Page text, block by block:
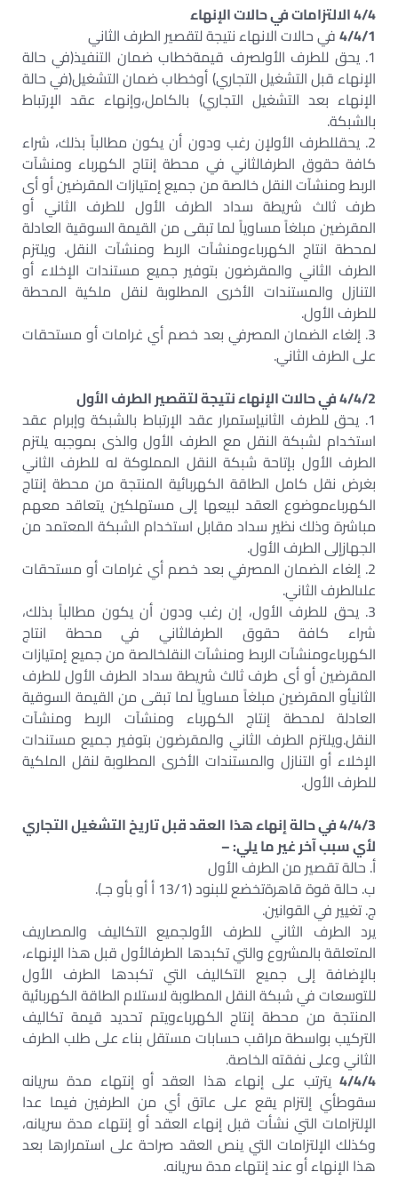
4/4 الالتزامات في حالات الإنهاء
4/4/1في حالات الانهاء نتيجة لتقصير الطرف الثاني
1. يحق للطرف الأولصرف قيمةخطاب ضمان التنفيذ(في حالة
الإنهاء قبل التشغيل التجاري) أوخطاب ضمان التشغيل(في حالة
الإنهاء بعد التشغيل التجاري) بالكامل،وإنهاء عقد الإرتباط
بالشبكة.
2. يحقللطرف الأولإن رغب ودون أن يكون مطالباً بذلك، شراء
كافة حقوق الطرفالثاني في محطة إنتاج الكهرباء ومنشآت
الربط ومنشآت النقل خالصة من جميع إمتيازات المقرضين أو أى
طرف ثالث شريطة سداد الطرف الأول للطرف الثاني أو
المقرضين مبلغاً مساوياً لما تبقى من القيمة السوقية العادلة
لمحطة انتاج الكهرباءومنشآت الربط ومنشآت النقل. ويلتزم
الطرف الثاني والمقرضون بتوفير جميع مستندات الإخلاء أو
التنازل والمستندات الأخرى المطلوبة لنقل ملكية المحطة
للطرف الأول.
3. إلغاء الضمان المصرفي بعد خصم أي غرامات أو مستحقات
على الطرف الثاني.
4/4/2 في حالات الإنهاء نتيجة لتقصير الطرف الأول
1. يحق للطرف الثانيإستمرار عقد الإرتباط بالشبكة وإبرام عقد
استخدام لشبكة النقل مع الطرف الأول والذى بموجبه يلتزم
الطرف الأول بإتاحة شبكة النقل المملوكة له للطرف الثاني
بغرض نقل كامل الطاقة الكهربائية المنتجة من محطة إنتاج
الكهرباءموضوع العقد لبيعها إلى مستهلكين يتعاقد معهم
مباشرة وذلك نظير سداد مقابل استخدام الشبكة المعتمد من
الجهازإلى الطرف الأول.
2. إلغاء الضمان المصرفي بعد خصم أي غرامات أو مستحقات
علىالطرف الثاني.
3. يحق للطرف الأول، إن رغب ودون أن يكون مطالباً بذلك،
شراء كافة حقوق الطرفالثاني في محطة انتاج
الكهرباءومنشآت الربط ومنشآت النقلخالصة من جميع إمتيازات
المقرضين أو أى طرف ثالث شريطة سداد الطرف الأول للطرف
الثانيأو المقرضين مبلغاً مساوياً لما تبقى من القيمة السوقية
العادلة لمحطة إنتاج الكهرباء ومنشآت الربط ومنشآت
النقل.ويلتزم الطرف الثاني والمقرضون بتوفير جميع مستندات
الإخلاء أو التنازل والمستندات الأخرى المطلوبة لنقل الملكية
للطرف الأول.
4/4/3 في حالة إنهاء هذا العقد قبل تاريخ التشغيل التجاري
لأي سبب آخر غير ما يلي: –
‌أ. حالة تقصير من الطرف الأول
‌ب. حالة قوة قاهرةتخضع للبنود (13/1 أ أو بأو جـ).
‌ج. تغيير في القوانين.
يرد الطرف الثاني للطرف الأولجميع التكاليف والمصاريف
المتعلقة بالمشروع والتي تكبدها الطرفالأول قبل هذا الإنهاء،
بالإضافة إلى جميع التكاليف التي تكبدها الطرف الأول
للتوسعات في شبكة النقل المطلوبة لاستلام الطاقة الكهربائية
المنتجة من محطة إنتاج الكهرباءويتم تحديد قيمة تكاليف
التركيب بواسطة مراقب حسابات مستقل بناء على طلب الطرف
الثاني وعلى نفقته الخاصة.
4/4/4 يترتب على إنهاء هذا العقد أو إنتهاء مدة سريانه
سقوطأي إلتزام يقع على عاتق أي من الطرفين فيما عدا
الإلتزامات التي نشأت قبل إنهاء العقد أو إنتهاء مدة سريانه،
وكذلك الإلتزامات التي ينص العقد صراحة على استمرارها بعد
هذا الإنهاء أو عند إنتهاء مدة سريانه.